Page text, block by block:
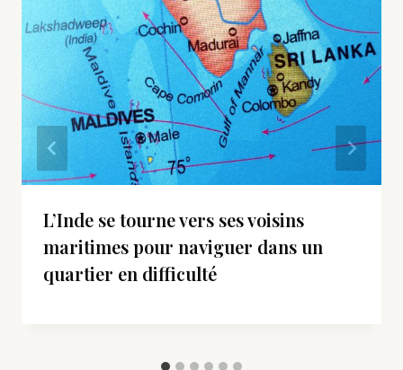
L’Inde se tourne vers ses voisins
maritimes pour naviguer dans un
quartier en difficulté